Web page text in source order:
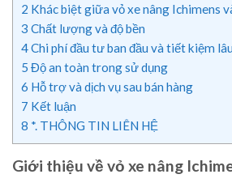
2 Khác biệt giữa vỏ xe nâng Ichimens
3 Chất lượng và độ bền
4Chi phí đầu tư ban đầu và tiết kiệm
5 Độ an toàn trong sử dụng
6 Hỗ trợ và dịch vụ sau bán hàng
7 Kết luận
8 *. THÔNG TIN LIÊN HỆ
Giới thiệu về vỏ xe nâng